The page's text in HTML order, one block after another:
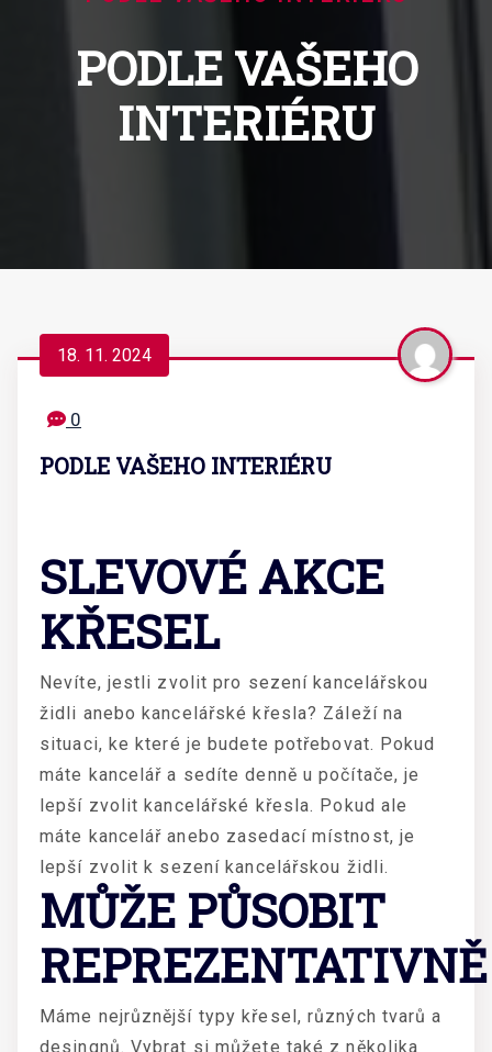
PODLE VAŠEHO
INTERIÉRU
18. 11. 2024
0
PODLE VAŠEHO INTERIÉRU
SLEVOVÉ AKCE
KŘESEL
Nevíte, jestli zvolit pro sezení kancelářskou
židli anebo kancelářské křesla? Záleží na
situaci, ke které je budete potřebovat. Pokud
máte kancelář a sedíte denně u počítače, je
lepší zvolit kancelářské křesla. Pokud ale
máte kancelář anebo zasedací místnost, je
lepší zvolit k sezení kancelářskou židli.
MŮŽE PŮSOBIT
REPREZENTATIVNĚ
Máme nejrůznější typy křesel, různých tvarů a
desingnů. Vybrat si můžete také z několika